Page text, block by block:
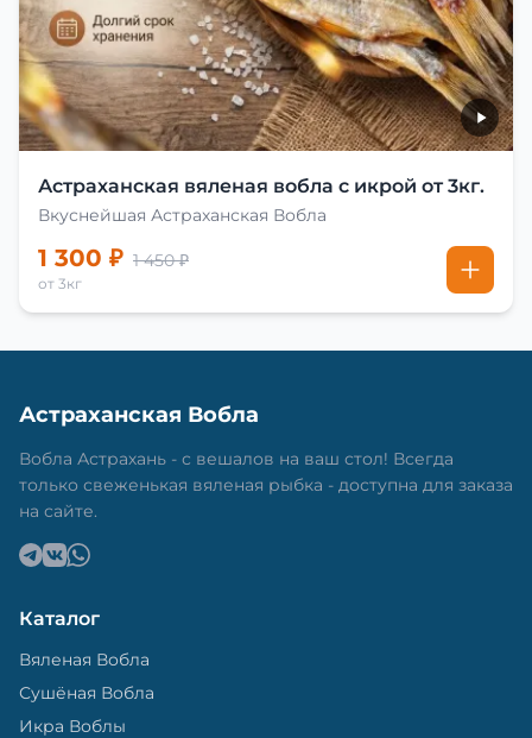
Астраханская вяленая вобла с икрой от 3кг.
Вкуснейшая Астраханская Вобла
1 300 ₽ 1 450 ₽
от 3кг
Астраханская Вобла
Вобла Астрахань - с вешалов на ваш стол! Всегда
только свеженькая вяленая рыбка - доступна для заказа
на сайте.
Каталог
Вяленая Вобла
Сушёная Вобла
Икра Воблы